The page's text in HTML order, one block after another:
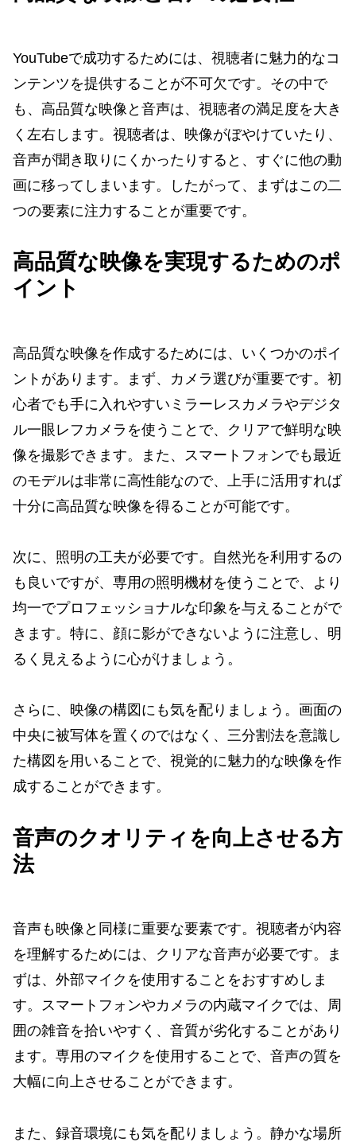
YouTubeで成功するためには、視聴者に魅力的なコ
ンテンツを提供することが不可欠です。その中で
も、高品質な映像と音声は、視聴者の満足度を大き
く左右します。視聴者は、映像がぼやけていたり、
音声が聞き取りにくかったりすると、すぐに他の動
画に移ってしまいます。したがって、まずはこの二
つの要素に注力することが重要です。
高品質な映像を実現するためのポ
イント
高品質な映像を作成するためには、いくつかのポイ
ントがあります。まず、カメラ選びが重要です。初
心者でも手に入れやすいミラーレスカメラやデジタ
ル一眼レフカメラを使うことで、クリアで鮮明な映
像を撮影できます。また、スマートフォンでも最近
のモデルは非常に高性能なので、上手に活用すれば
十分に高品質な映像を得ることが可能です。
次に、照明の工夫が必要です。自然光を利用するの
も良いですが、専用の照明機材を使うことで、より
均一でプロフェッショナルな印象を与えることがで
きます。特に、顔に影ができないように注意し、明
るく見えるように心がけましょう。
さらに、映像の構図にも気を配りましょう。画面の
中央に被写体を置くのではなく、三分割法を意識し
た構図を用いることで、視覚的に魅力的な映像を作
成することができます。
音声のクオリティを向上させる方
法
音声も映像と同様に重要な要素です。視聴者が内容
を理解するためには、クリアな音声が必要です。ま
ずは、外部マイクを使用することをおすすめしま
す。スマートフォンやカメラの内蔵マイクでは、周
囲の雑音を拾いやすく、音質が劣化することがあり
ます。専用のマイクを使用することで、音声の質を
大幅に向上させることができます。
また、録音環境にも気を配りましょう。静かな場所